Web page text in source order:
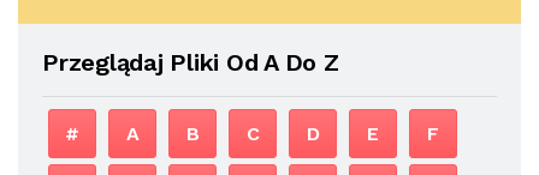
Przeglądaj Pliki Od A Do Z
# A B C D E F